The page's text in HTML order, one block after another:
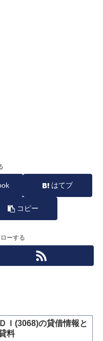
はてブ
コピー
ーする
Ｉ(3068)の貸借情報と
料